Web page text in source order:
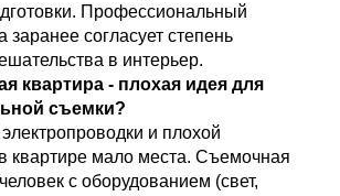
Профессиональный
заранее согласует степень
в интерьер.
квартира - плохая идея для
съемки?
и плохой
квартире мало места. Съемочная
с оборудованием (свет,